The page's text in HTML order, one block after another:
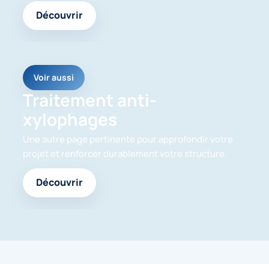
Découvrir
Voir aussi
Traitement anti-
xylophages
Une autre page pertinente pour approfondir votre
projet et renforcer durablement votre structure.
Découvrir